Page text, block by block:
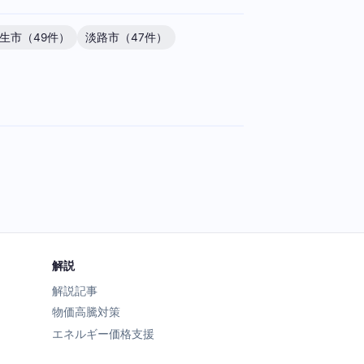
市（49件）
淡路市（47件）
解説
解説記事
物価高騰対策
エネルギー価格支援